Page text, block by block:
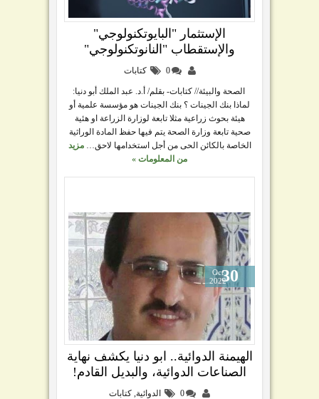
الإستثمار "البايوتكنولوجي"
والإستقطاب "النانوتكنولوجي"
0 كتابات
الصحة والبيئة// كتابات- بقلم/ أ.د. عبد الملك أبو دنيا:
لماذا بنك الجينات ؟ بنك الجينات هو مؤسسة علمية أو
هيئة بحوث زراعية مثلا تابعة لوزارة الزراعة او هئية
صحية تابعة وزارة الصحة يتم فيها حفظ المادة الوراثية
الخاصة بالكائن الحى من أجل استخدامها لاحق…
مزيد
من المعلومات »
الهيمنة الدوائية.. ابو دنيا يكشف نهاية
الصناعات الدوائية، والبديل القادم!
0 الدوائية كتابات
30
Oct
2022